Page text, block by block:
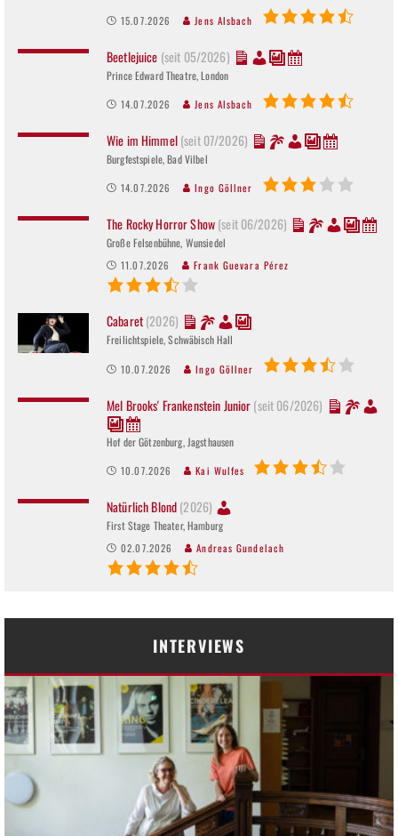
15.07.2026 Jens Alsbach
Beetlejuice (seit 05/2026)
Prince Edward Theatre, London
14.07.2026 Jens Alsbach
Wie im Himmel(seit 07/2026)
Burgfestspiele, Bad Vilbel
14.07.2026 Ingo Göllner
The Rocky Horror Show(seit 06/2026)
Große Felsenbühne, Wunsiedel
11.07.2026 Frank Guevara Pérez
Cabaret(2026)
Freilichtspiele, Schwäbisch Hall
10.07.2026 Ingo Göllner
Mel Brooks' Frankenstein Junior(seit 06/2026)
Hof der Götzenburg, Jagsthausen
10.07.2026 Kai Wulfes
Natürlich Blond(2026)
First Stage Theater, Hamburg
02.07.2026 Andreas Gundelach
INTERVIEWS